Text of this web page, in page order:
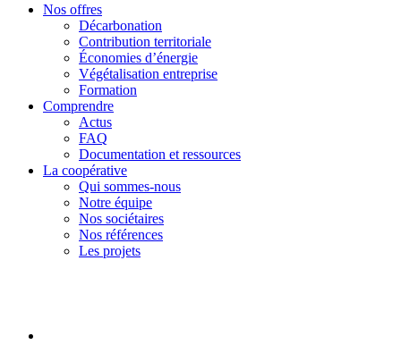
Nos offres
Décarbonation
Contribution territoriale
Économies d’énergie
Végétalisation entreprise
Formation
Comprendre
Actus
FAQ
Documentation et ressources
La coopérative
Qui sommes-nous
Notre équipe
Nos sociétaires
Nos références
Les projets